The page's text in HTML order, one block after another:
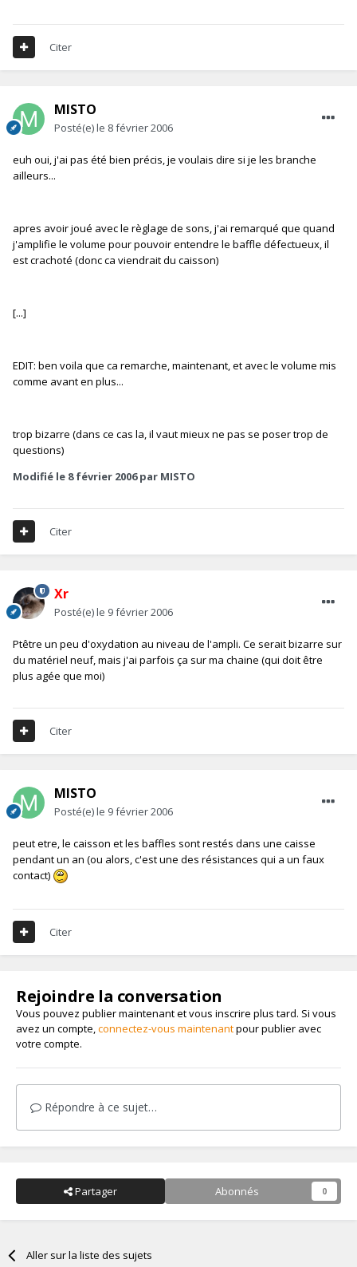
Citer
MISTO
Posté(e)le 8 février 2006
euh oui, j'ai pas été bien précis, je voulais dire si je les branche
ailleurs...
apres avoir joué avec le règlage de sons, j'ai remarqué que quand
j'amplifie le volume pour pouvoir entendre le baffle défectueux, il
est crachoté (donc ca viendrait du caisson)
[...]
EDIT: ben voila que ca remarche, maintenant, et avec le volume mis
comme avant en plus...
trop bizarre (dans ce cas la, il vaut mieux ne pas se poser trop de
questions)
Modifié le 8 février 2006par MISTO
Citer
Xr
Posté(e)le 9 février 2006
Ptêtre un peu d'oxydation au niveau de l'ampli. Ce serait bizarre sur
du matériel neuf, mais j'ai parfois ça sur ma chaine (qui doit être
plus agée que moi)
Citer
MISTO
Posté(e)le 9 février 2006
peut etre, le caisson et les baffles sont restés dans une caisse
pendant un an (ou alors, c'est une des résistances qui a un faux
contact)
Citer
Rejoindre la conversation
Vous pouvez publier maintenant et vous inscrire plus tard. Si vous
avez un compte, connectez-vous maintenantpour publier avec
votre compte.
Répondre à ce sujet…
Partager Abonnés 0
Aller sur la liste des sujets